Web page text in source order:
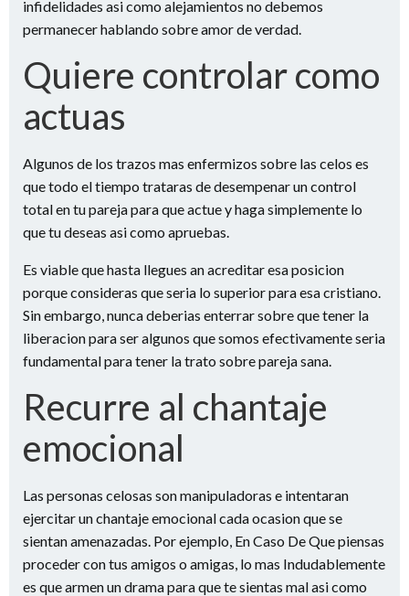
infidelidades asi­ como alejamientos no debemos
permanecer hablando sobre amor de verdad.
Quiere controlar como
actuas
Algunos de los trazos mas enfermizos sobre las celos es
que todo el tiempo trataras de desempenar un control
total en tu pareja para que actue y haga simplemente lo
que tu deseas asi­ como apruebas.
Es viable que hasta llegues an acreditar esa posicion
porque consideras que seri­a lo superior para esa cristiano.
Sin embargo, nunca deberias enterrar sobre que tener la
liberacion para ser algunos que somos efectivamente seri­a
fundamental para tener la trato sobre pareja sana.
Recurre al chantaje
emocional
Las personas celosas son manipuladoras e intentaran
ejercitar un chantaje emocional cada ocasion que se
sientan amenazadas. Por ejemplo, En Caso De Que piensas
proceder con tus amigos o amigas, lo mas Indudablemente
es que armen un drama para que te sientas mal asi­ como